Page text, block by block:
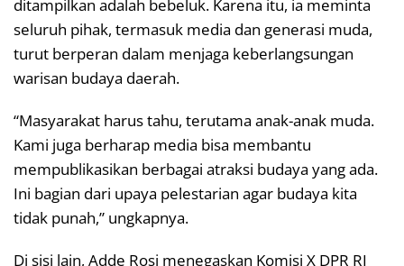
ditampilkan adalah bebeluk. Karena itu, ia meminta
seluruh pihak, termasuk media dan generasi muda,
turut berperan dalam menjaga keberlangsungan
warisan budaya daerah.
“Masyarakat harus tahu, terutama anak-anak muda.
Kami juga berharap media bisa membantu
mempublikasikan berbagai atraksi budaya yang ada.
Ini bagian dari upaya pelestarian agar budaya kita
tidak punah,” ungkapnya.
Di sisi lain, Adde Rosi menegaskan Komisi X DPR RI